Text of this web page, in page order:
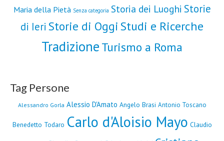
Maria della Pietà Senza categoria Storia dei Luoghi Storie
di Ieri Storie di Oggi Studi e Ricerche
TradizioneTurismo a Roma
Tag Persone
Alessandro Gorla Alessio D'Amato Angelo Brasi Antonio Toscano
Benedetto Todaro Carlo d'Aloisio Mayo Claudio